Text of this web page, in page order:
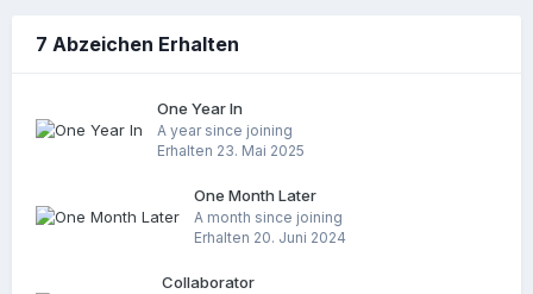
7 Abzeichen Erhalten
One Year In
A year since joining
Erhalten 23. Mai 2025
One Month Later
A month since joining
Erhalten 20. Juni 2024
Collaborator